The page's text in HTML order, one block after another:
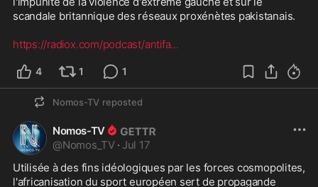
scandale britannique des réseaux proxénètes pakistanais.
https://radiox.com/podcast/antifa...
4 1 1
Nomos-TV reposted
Nomos-TV
@Nomos_TV · Jul 17
Utilisée à des fins idéologiques par les forces cosmopolites,
l'africanisation du sport européen sert de propagande